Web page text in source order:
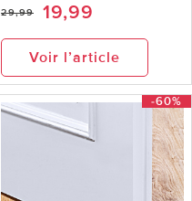
29,99 19,99
Voir l’article
-60%